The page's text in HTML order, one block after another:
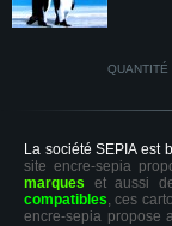
QUANTITÉ
La société SEPIA est
site encre-sepia
marques et aussi
compatibles, ces
encre-sepia propose